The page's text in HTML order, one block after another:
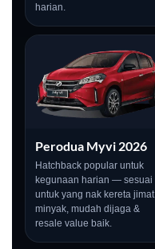
LIVE
harian.
Perodua Myvi 2026
Hatchback popular untuk
kegunaan harian — sesuai
untuk yang nak kereta jimat
minyak, mudah dijaga &
resale value baik.